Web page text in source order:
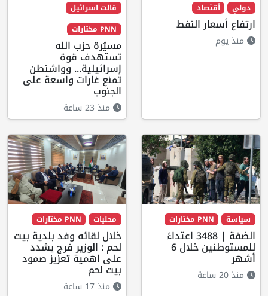
دولي أقتصاد
ارتفاع أسعار النفط
منذ يوم
قالت اسرائيل
PNN مختارات
مسيّرة حزب الله
تستهدف قوة
إسرائيلية... وواشنطن
تمنع غارات واسعة على
الجنوب
منذ 23 ساعة
سياسة PNN مختارات
الضفة | 3488 اعتداءً
للمستوطنين خلال 6
أشهر
منذ 20 ساعة
محليات PNN مختارات
خلال لقائه وفد بلدية بيت
لحم : الوزير فرج يشدد
على اهمية تعزيز صمود
بيت لحم
منذ 17 ساعة